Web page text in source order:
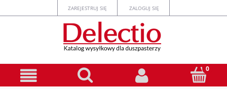
ZAREJESTRUJ SIĘ ZALOGUJ SIĘ